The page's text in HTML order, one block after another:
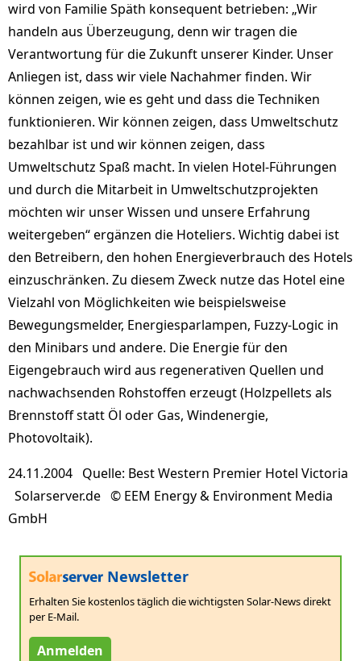
wird von Familie Späth konsequent betrieben: „Wir
handeln aus Überzeugung, denn wir tragen die
Verantwortung für die Zukunft unserer Kinder. Unser
Anliegen ist, dass wir viele Nachahmer finden. Wir
können zeigen, wie es geht und dass die Techniken
funktionieren. Wir können zeigen, dass Umweltschutz
bezahlbar ist und wir können zeigen, dass
Umweltschutz Spaß macht. In vielen Hotel-Führungen
und durch die Mitarbeit in Umweltschutzprojekten
möchten wir unser Wissen und unsere Erfahrung
weitergeben“ ergänzen die Hoteliers. Wichtig dabei ist
den Betreibern, den hohen Energieverbrauch des Hotels
einzuschränken. Zu diesem Zweck nutze das Hotel eine
Vielzahl von Möglichkeiten wie beispielsweise
Bewegungsmelder, Energiesparlampen, Fuzzy-Logic in
den Minibars und andere. Die Energie für den
Eigengebrauch wird aus regenerativen Quellen und
nachwachsenden Rohstoffen erzeugt (Holzpellets als
Brennstoff statt Öl oder Gas, Windenergie,
Photovoltaik).
24.11.2004 Quelle: Best Western Premier Hotel Victoria
Solarserver.de © EEM Energy & Environment Media
GmbH
Newsletter
Erhalten Sie kostenlos täglich die wichtigsten Solar-News direkt
per E-Mail.
Anmelden